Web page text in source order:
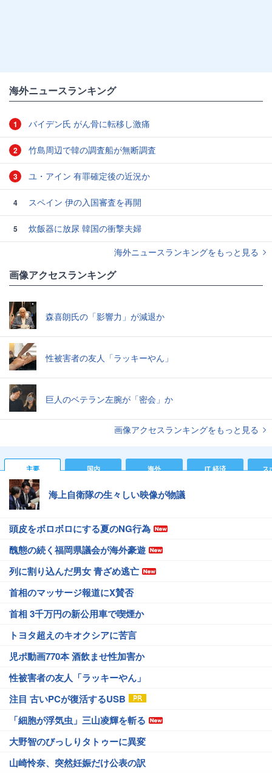
海外ニュースランキング
1 バイデン氏 がん骨に転移し激痛
2 竹島周辺で韓の調査船が無断調査
3 ユ・アイン 有罪確定後の近況か
4 スペイン 伊の入国審査を再開
5
炊飯器に放尿 韓国の衝撃夫婦
海外ニュースランキングをもっと見る
画像アクセスランキング
森喜朗氏の「影響力」が減退か
性被害者の友人「ラッキーやん」
巨人のベテラン左腕が「密会」か
画像アクセスランキングをもっと見る
主要 国内 海外 IT 経済 ス
海上自衛隊の生々しい映像が物議
頭皮をボロボロにする夏のNG行為
醜態の続く福岡県議会が海外豪遊
列に割り込んだ男女 青ざめ逃亡
首相のマッサージ報道にX賛否
首相 3千万円の新公用車で喫煙か
トヨタ超えのキオクシアに苦言
児ポ動画770本 酒飲ませ性加害か
性被害者の友人「ラッキーやん」
注目 古いPCが復活するUSB
「細胞が浮気虫」三山凌輝を斬る
大野智のびっしりタトゥーに異変
山崎怜奈、突然妊娠だけ公表の訳